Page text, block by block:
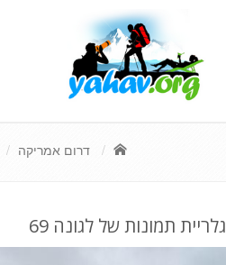
דרום אמריקה
גלריית תמונות של לגונה 69